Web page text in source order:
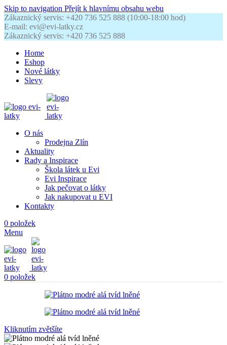
Skip to navigation Přejít k hlavnímu obsahu webu
Zákaznický servis: +420 736 525 888 (10:00-18:00 hod)
E-mail: evi@evi-latky.cz
Zákaznický servis: +420 736 525 888
Home
Eshop
Nové látky
Slevy
O nás
Prodejna Zlín
Aktuality
Rady a Inspirace
Škola látek u Evi
Evi Inspirace
Jak pečovat o látky
Jak nakupovat u EVI
Kontakty
0 položek
Menu
0 položek
Kliknutím zvětšíte